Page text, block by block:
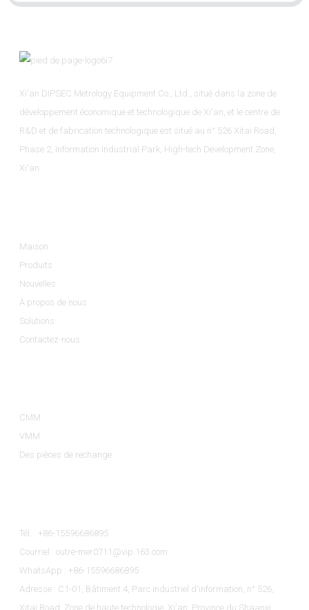
Xi'an DIPSEC Metrology Equipment Co., Ltd., situé dans la zone de
développement économique et technologique de Xi'an, et le centre de
R&D et de fabrication technologique est situé au n° 526 Xitai Road,
Phase 2, Information Industrial Park, High-tech Development Zone,
Xi'an.
Maison
Produits
Nouvelles
À propos de nous
Solutions
Contactez-nous
CMM
VMM
Des pièces de rechange
Tél. : +86-15596686895
Courriel : outre-mer0711@vip.163.com
WhatsApp : +86-15596686895
Adresse : C1-01, Bâtiment 4, Parc industriel d'information, n° 526,
Xitai Road, Zone de haute technologie, Xi'an, Province du Shaanxi